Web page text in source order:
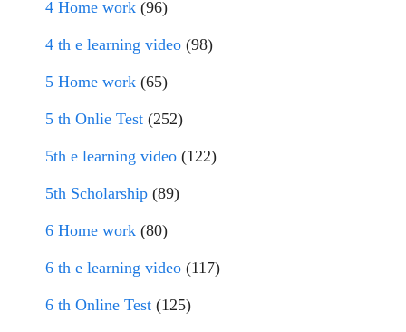
4 Home work (96)
4 th e learning video (98)
5 Home work (65)
5 th Onlie Test (252)
5th e learning video (122)
5th Scholarship (89)
6 Home work (80)
6 th e learning video (117)
6 th Online Test (125)